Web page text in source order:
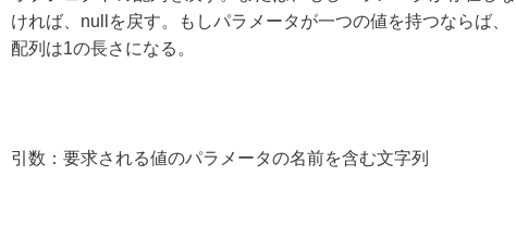
ければ、nullを戻す。もしパラメータが一つの値を持つならば、
配列は1の長さになる。
引数：要求される値のパラメータの名前を含む文字列